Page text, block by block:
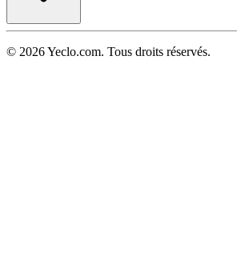
© 2026 Yeclo.com. Tous droits réservés.